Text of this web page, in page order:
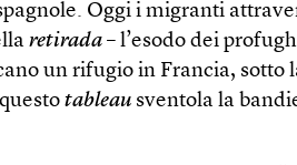
Oggi i migranti
retirada – l’esodo dei
un rifugio in Francia, sotto
tableau sventola la